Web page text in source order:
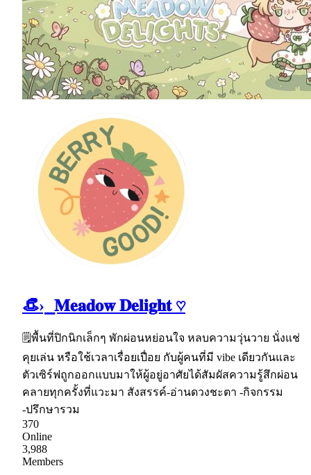
👒›⎯𝐌𝐞𝐚𝐝𝐨𝐰 𝐃𝐞𝐥𝐢𝐠𝐡𝐭 ♡
🗒พื้นที่ปิกนิกเล็กๆ พักผ่อนหย่อนใจ หลบความวุ่นวาย นั่งแช่
คุยเล่น หรือใช้เวลาเรื่อยเปื่อย กับผู้คนที่มี vibe เดียวกันและ
ตัวเซิร์ฟถูกออกแบบมาให้ผู้อยู่อาศัยได้สัมผัสความรู้สึกผ่อน
คลายทุกครั้งที่แวะมา สังสรรค์-อ่านดวงชะตา -กิจกรรม
-ปรึกษารวม
370
Online
3,988
Members